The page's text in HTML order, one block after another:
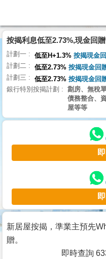
理
主
頁
搵
樓/
交
業
主
宅
谷
按
按揭利息低至2.73%,現金回
計劃一 低至H+1.3% 按揭現金
計劃二 低至2.73% 按揭現金回
計劃三 低至2.73% 按揭現金回
銀行特別按揭計劃
劏房、無稅
債務整合、
屋等等
新居屋按揭，準業主預先
贈。
即時查詢